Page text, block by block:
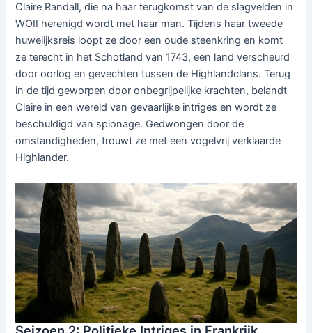
Claire Randall, die na haar terugkomst van de slagvelden in
WOII herenigd wordt met haar man. Tijdens haar tweede
huwelijksreis loopt ze door een oude steenkring en komt
ze terecht in het Schotland van 1743, een land verscheurd
door oorlog en gevechten tussen de Highlandclans. Terug
in de tijd geworpen door onbegrijpelijke krachten, belandt
Claire in een wereld van gevaarlijke intriges en wordt ze
beschuldigd van spionage. Gedwongen door de
omstandigheden, trouwt ze met een vogelvrij verklaarde
Highlander.